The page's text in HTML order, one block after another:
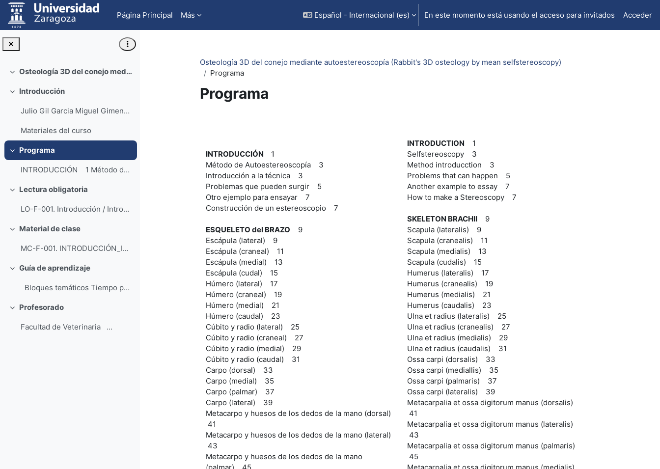
Salta al contenido principal
Página Principal
Más Español - Internacional ‎(es)‎ En este momento está usando el acceso para invitados Acceder
Colapsar Osteología 3D del conejo mediante autoestereoscopía (Rabbit's 3D osteology by mean selfstereoscopy)
Colapsar
Introducción
Julio Gil Garcia Miguel Gimeno Domín...
Materiales del curso
Colapsar
Programa
INTRODUCCIÓN 1 Método de Autoestereos...
Colapsar
Lectura obligatoria
LO-F-001. Introducción / Introduction (PDF). ...
Colapsar
Material de clase
MC-F-001. INTRODUCCIÓN_INSTRUCCIONES / INTRODUCT...
Colapsar
Guía de aprendizaje
Bloques temáticos Tiempo previsto de apr...
Colapsar
Profesorado
Facultad de Veterinaria ...
Osteología 3D del conejo mediante autoestereoscopía (Rabbit's 3D osteology by mean selfstereoscopy)
Programa
Programa
INTRODUCCIÓN
1
Método de Autoestereoscopía 3
Introducción a la técnica 3
Problemas que pueden surgir 5
Otro ejemplo para ensayar 7
Construcción de un estereoscopio 7
ESQUELETO del BRAZO 9
Escápula (lateral) 9
Escápula (craneal) 11
Escápula (medial) 13
Escápula (cudal) 15
Húmero (lateral) 17
Húmero (craneal) 19
Húmero (medial) 21
Húmero (caudal) 23
Cúbito y radio (lateral) 25
Cúbito y radio (craneal) 27
Cúbito y radio (medial) 29
Cúbito y radio (caudal) 31
Carpo (dorsal) 33
Carpo (medial) 35
Carpo (palmar) 37
Carpo (lateral) 39
Metacarpo y huesos de los dedos de la mano (dorsal)
41
Metacarpo y huesos de los dedos de la mano (lateral)
43
Metacarpo y huesos de los dedos de la mano
INTRODUCTION 1
Selfstereoscopy 3
Method introducction 3
Problems that can happen 5
Another example to essay 7
How to make a Stereoscopy 7
SKELETON BRACHII9
Scapula (lateralis) 9
Scapula (cranealis) 11
Scapula (medialis) 13
Scapula (cudalis) 15
Humerus (lateralis) 17
Humerus (cranealis) 19
Humerus (medialis) 21
Humerus (caudalis) 23
Ulna et radius (lateralis) 25
Ulna et radius (cranealis) 27
Ulna et radius (medialis) 29
Ulna et radius (caudalis) 31
Ossa carpi (dorsalis) 33
Ossa carpi (mediallis) 35
Ossa carpi (palmaris) 37
Ossa carpi (lateralis) 39
Metacarpalia et ossa digitorum manus (dorsalis)
41
Metacarpalia et ossa digitorum manus (lateralis)
43
Metacarpalia et ossa digitorum manus (palmaris)
45